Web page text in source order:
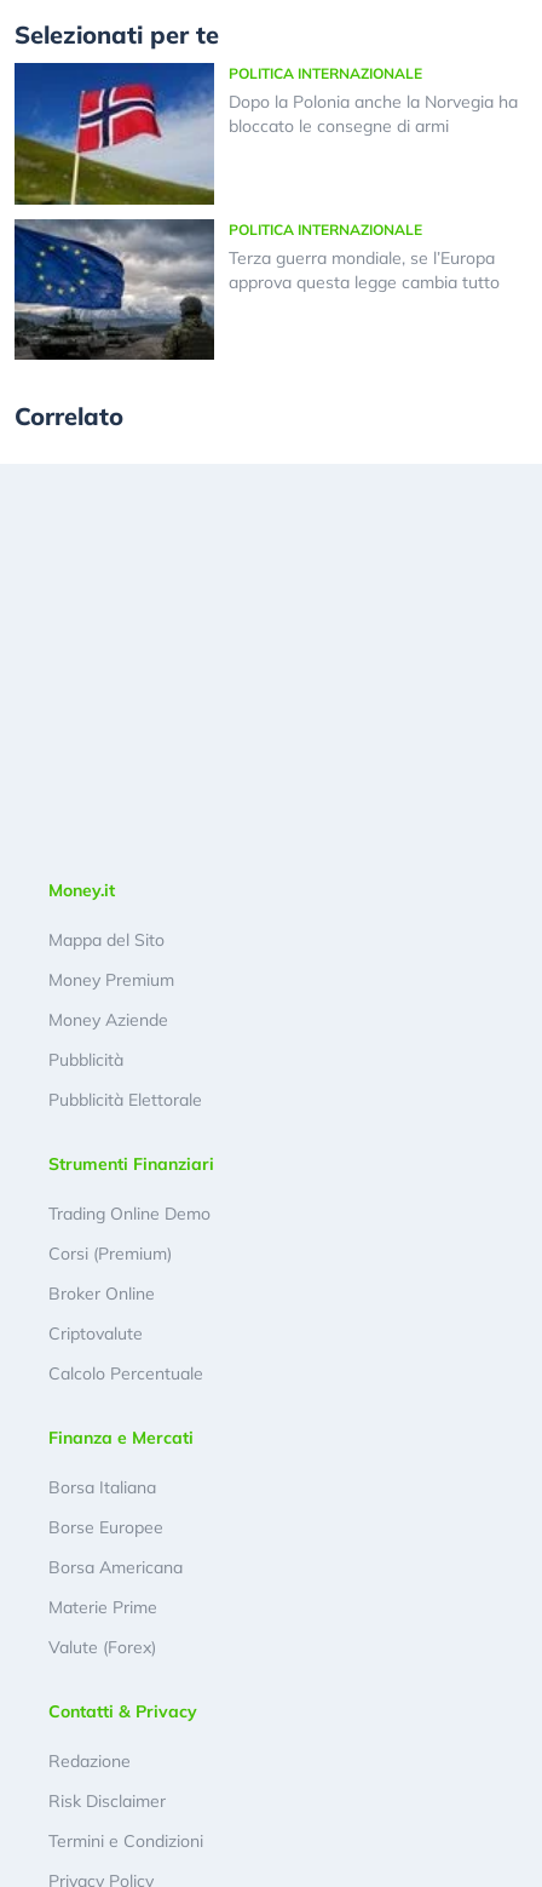
Selezionati per te
POLITICA INTERNAZIONALE
Dopo la Polonia anche la Norvegia ha
bloccato le consegne di armi
POLITICA INTERNAZIONALE
Terza guerra mondiale, se l’Europa
approva questa legge cambia tutto
Correlato
Money.it
Mappa del Sito
Money Premium
Money Aziende
Pubblicità
Pubblicità Elettorale
Strumenti Finanziari
Trading Online Demo
Corsi (Premium)
Broker Online
Criptovalute
Calcolo Percentuale
Finanza e Mercati
Borsa Italiana
Borse Europee
Borsa Americana
Materie Prime
Valute (Forex)
Contatti & Privacy
Redazione
Risk Disclaimer
Termini e Condizioni
Privacy Policy